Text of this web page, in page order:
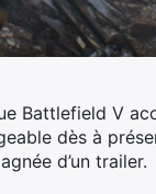
Battlefield V
dès à
d’un trailer.